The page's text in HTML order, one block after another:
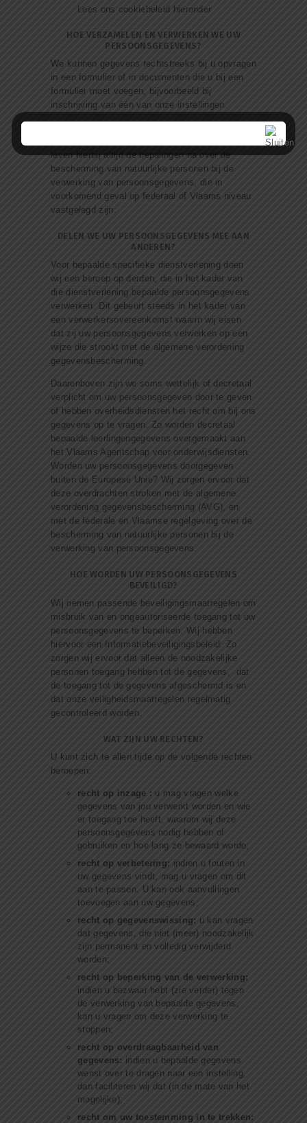
Lees ons cookiebeleid hieronder
HOE VERZAMELEN EN VERWERKEN WE UW
PERSOONSGEGEVENS?
We kunnen gegevens rechtstreeks bij u opvragen
in een formulier of in documenten die u bij een
formulier moet voegen, bijvoorbeeld bij
inschrijving van één van onze instellingen.
leven hierbij altijd de bepalingen na over de
bescherming van natuurlijke personen bij de
verwerking van persoonsgegevens, die in
voorkomend geval op federaal of Vlaams niveau
vastgelegd zijn.
DELEN WE UW PERSOONSGEGEVENS MEE AAN
ANDEREN?
Voor bepaalde specifieke dienstverlening doen
wij een beroep op derden, die in het kader van
die dienstverlening bepaalde persoonsgegevens
verwerken. Dit gebeurt steeds in het kader van
een verwerkersovereenkomst waarin wij eisen
dat zij uw persoonsgegevens verwerken op een
wijze die strookt met de algemene verordening
gegevensbescherming.
Daarenboven zijn we soms wettelijk of decretaal
verplicht om uw persoonsgegeven door te geven
of hebben overheidsdiensten het recht om bij ons
gegevens op te vragen. Zo worden decretaal
bepaalde leerlingengegevens overgemaakt aan
het Vlaams Agentschap voor onderwijsdiensten.
Worden uw persoonsgegevens doorgegeven
buiten de Europese Unie? Wij zorgen ervoor dat
deze overdrachten stroken met de algemene
verordening gegevensbescherming (AVG), en
met de federale en Vlaamse regelgeving over de
bescherming van natuurlijke personen bij de
verwerking van persoonsgegevens.
HOE WORDEN UW PERSOONSGEGEVENS
BEVEILIGD?
Wij nemen passende beveiligingsmaatregelen om
misbruik van en ongeautoriseerde toegang tot uw
persoonsgegevens te beperken. Wij hebben
hiervoor een Informatiebeveiligingsbeleid. Zo
zorgen wij ervoor dat alleen de noodzakelijke
personen toegang hebben tot de gegevens, dat
de toegang tot de gegevens afgeschermd is en
dat onze veiligheidsmaatregelen regelmatig
gecontroleerd worden.
WAT ZIJN UW RECHTEN?
U kunt zich te allen tijde op de volgende rechten
beroepen:
recht op inzage : u mag vragen welke
gegevens van jou verwerkt worden en wie
er toegang toe heeft, waarom wij deze
persoonsgegevens nodig hebben of
gebruiken en hoe lang ze bewaard worde;
recht op verbetering: indien u fouten in
uw gegevens vindt, mag u vragen om dit
aan te passen. U kan ook aanvullingen
toevoegen aan uw gegevens;
recht op gegevenswissing: u kan vragen
dat gegevens, die niet (meer) noodzakelijk
zijn permanent en volledig verwijderd
worden;
recht op beperking van de verwerking:
indien u bezwaar hebt (zie verder) tegen
de verwerking van bepaalde gegevens,
kan u vragen om deze verwerking te
stoppen;
recht op overdraagbaarheid van
gegevens: indien u bepaalde gegevens
wenst over te dragen naar een instelling,
dan faciliteren wij dat (in de mate van het
mogelijke);
recht om uw toestemming in te trekken: